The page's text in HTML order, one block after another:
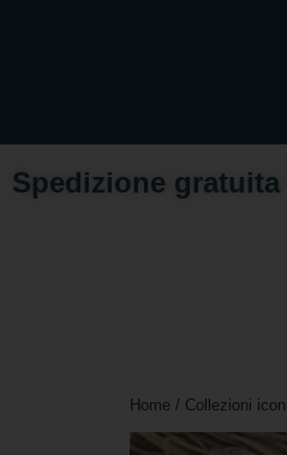
Spedizione
Home / Collezioni